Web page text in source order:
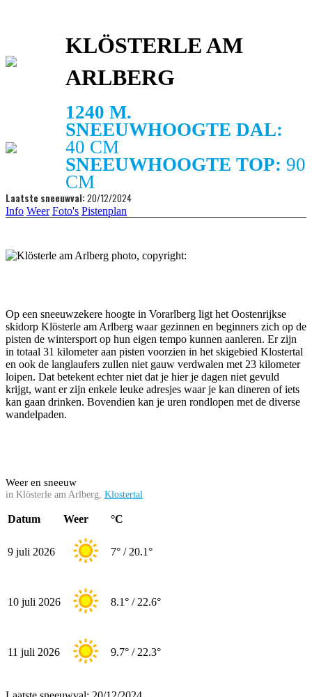
KLÖSTERLE AM
ARLBERG
1240 M.
SNEEUWHOOGTE DAL:
40 CM
SNEEUWHOOGTE TOP: 90
CM
Laatste sneeuwval:20/12/2024
Info Weer Foto's Pistenplan
Op een sneeuwzekere hoogte in Vorarlberg ligt het Oostenrijkse
skidorp Klösterle am Arlberg waar gezinnen en beginners zich op de
pisten de wintersport op hun eigen tempo kunnen aanleren. Er zijn
in totaal 31 kilometer aan pisten voorzien in het skigebied Klostertal
en ook de langlaufers zullen niet gauw verdwalen met 23 kilometer
loipen. Dat betekent echter niet dat je hier je dagen niet gevuld
krijgt, want er zijn enkele leuke adresjes waar je kan dineren of iets
kan gaan drinken. Bovendien kan je uren rondlopen met de diverse
wandelpaden.
Weer en sneeuw
in Klösterle am Arlberg, Klostertal
Datum Weer °C
9 juli 2026 7° / 20.1°
10 juli 2026 8.1° / 22.6°
11 juli 2026 9.7° / 22.3°